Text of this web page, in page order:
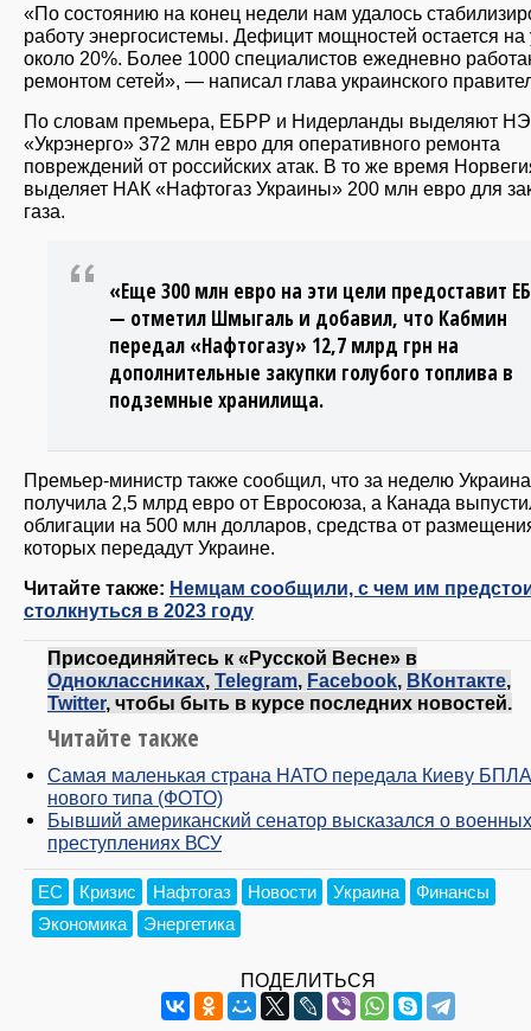
«По состоянию на конец недели нам удалось
работу энергосистемы. Дефицит мощностей остается на
около 20%. Более 1000 специалистов ежедневно
ремонтом сетей», — написал глава украинского
По словам премьера, ЕБРР и Нидерланды выделяют
«Укрэнерго» 372 млн евро для оперативного ремонта
повреждений от российских атак. В то же время
выделяет НАК «Нафтогаз Украины» 200 млн евро для
газа.
«Еще 300 млн евро на эти цели предоставит
— отметил Шмыгаль и добавил, что Кабмин
передал «Нафтогазу» 12,7 млрд грн на
дополнительные закупки голубого топлива в
подземные хранилища.
Премьер-министр также сообщил, что за неделю Украина
получила 2,5 млрд евро от Евросоюза, а Канада
облигации на 500 млн долларов, средства от
которых передадут Украине.
Читайте также: Немцам сообщили, с чем им
столкнуться в 2023 году
Присоединяйтесь к «Русской Весне» в
Одноклассниках, Telegram, Facebook, ВКонтакте,
Twitter, чтобы быть в курсе последних новостей.
Читайте также
Самая маленькая страна НАТО передала Киеву БПЛА
нового типа (ФОТО)
Бывший американский сенатор высказался о военных
преступлениях ВСУ
ЕС Кризис Нафтогаз Новости Украина
Финансы
Экономика
Энергетика
ПОДЕЛИТЬСЯ